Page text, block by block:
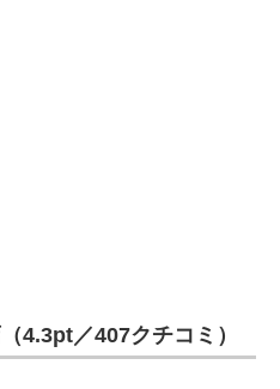
4.3pt／407クチコミ）